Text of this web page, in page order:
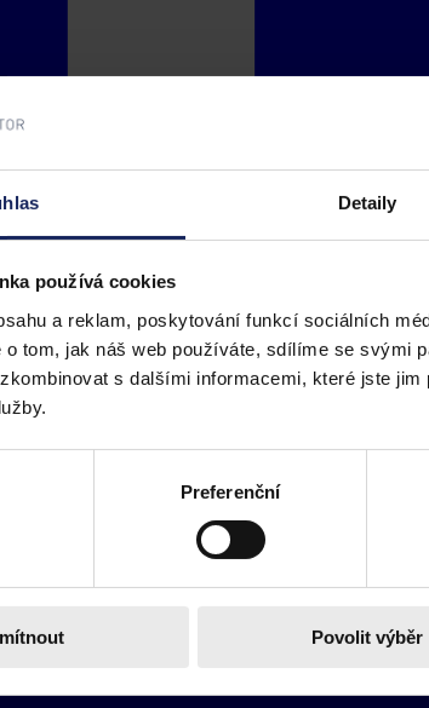
Detaily
používá cookies
a reklam, poskytování funkcí sociálních
o tom, jak náš web používáte, sdílíme se svými
s dalšími informacemi, které jste
Preferenční
Povolit výběr